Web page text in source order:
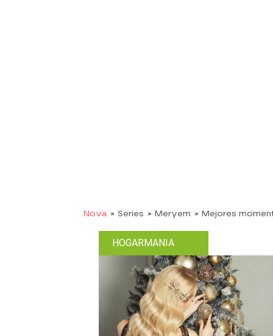
Nova » Series » Meryem » Mejores
HOGARMANIA